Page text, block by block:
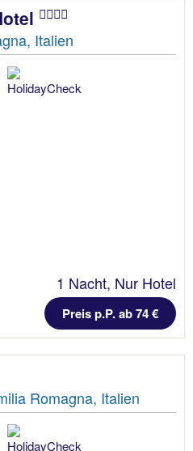
Italien
1 Nacht, Nur Hotel
Preis p.P. ab 74 €
Romagna, Italien